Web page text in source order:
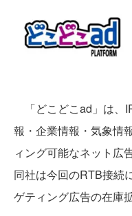
「どこどこad」は、
報・企業情報・気象情
ィング可能なネット広
同社は今回のRTB接続
ゲティング広告の在庫